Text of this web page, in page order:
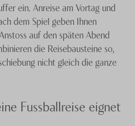
wir unterbreiten Ihnen sehr
Sportlive
ein. Anreise am Vortag und
dem Spiel geben Ihnen
auf den späten Abend
die Reisebausteine so,
nicht gleich die ganze
Fussballreise eignet